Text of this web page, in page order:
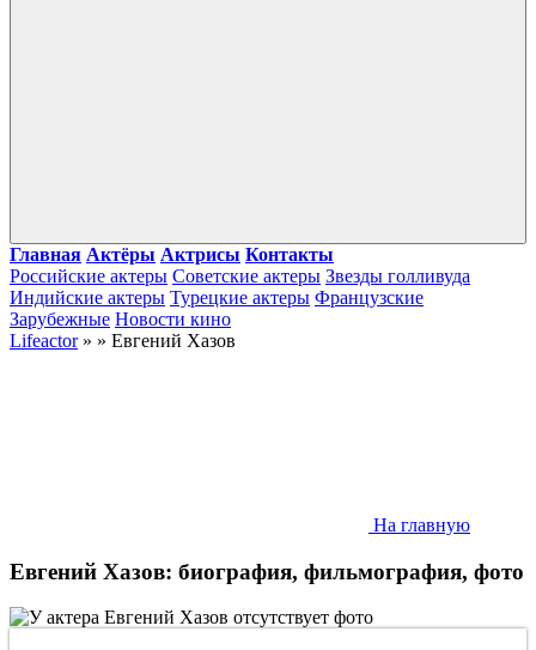
Главная Актёры Актрисы Контакты
Российские актеры Советские актеры Звезды голливуда
Индийские актеры Турецкие актеры Французские
Зарубежные Новости кино
Lifeactor» » Евгений Хазов
На главную
Евгений Хазов: биография, фильмография, фото